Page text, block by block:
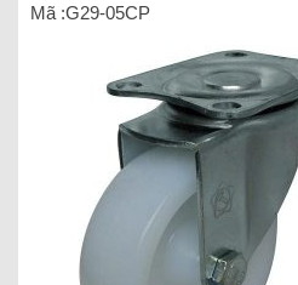
Mã :G29-05CP